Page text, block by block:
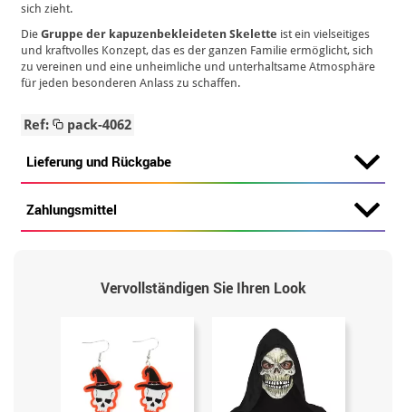
sich zieht.
DieGruppe der kapuzenbekleideten Skelette ist ein vielseitiges
und kraftvolles Konzept, das es der ganzen Familie ermöglicht, sich
zu vereinen und eine unheimliche und unterhaltsame Atmosphäre
für jeden besonderen Anlass zu schaffen.
Ref: pack-4062
Lieferung und Rückgabe
Zahlungsmittel
Vervollständigen Sie Ihren Look